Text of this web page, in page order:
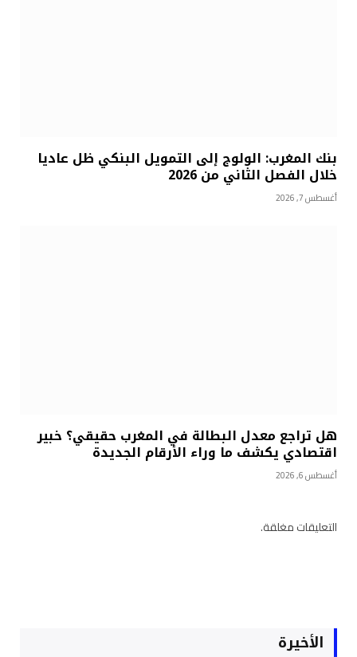
بنك المغرب: الولوج إلى التمويل البنكي ظل عاديا
خلال الفصل الثاني من 2026
أغسطس 7, 2026
هل تراجع معدل البطالة في المغرب حقيقي؟ خبير
اقتصادي يكشف ما وراء الأرقام الجديدة
أغسطس 6, 2026
التعليقات مغلقة.
الأخيرة